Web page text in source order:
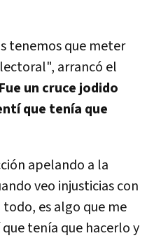
tenemos que meter
arrancó el
un cruce jodido
que tenía que
apelando a la
veo injusticias con
es algo que me
tenía que hacerlo y